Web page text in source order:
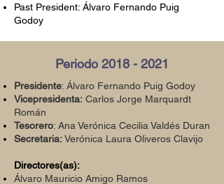
Past President: Álvaro Fernando Puig
Godoy
Periodo 2018 - 2021
Presidente: Álvaro Fernando Puig Godoy
Vicepresidenta: Carlos Jorge Marquardt
Román
Tesorero: Ana Verónica Cecilia Valdés Duran
Secretaria:Verónica Laura Oliveros Clavijo
Directores(as):
Álvaro Mauricio Amigo Ramos